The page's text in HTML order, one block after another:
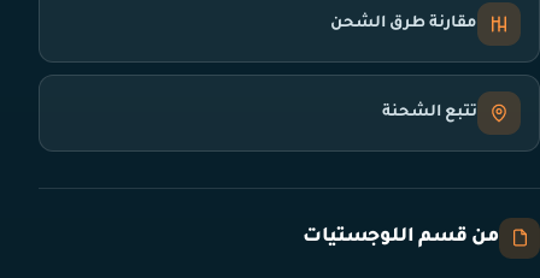
مقارنة طرق الشحن
تتبع الشحنة
من قسم اللوجستيات